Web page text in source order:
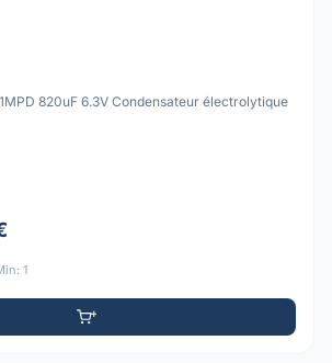
820uF 6.3V Condensateur électrolytique
1